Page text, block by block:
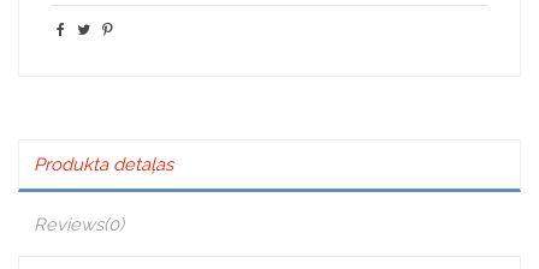
Produkta detaļas
Reviews(0)